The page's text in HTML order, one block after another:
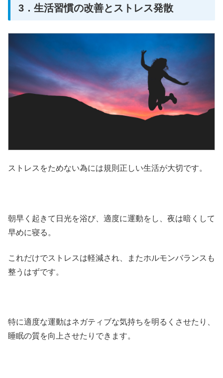
3．生活習慣の改善とストレス発散
ストレスをためない為には規則正しい生活が大切です。
朝早く起きて日光を浴び、適度に運動をし、夜は暗くして
早めに寝る。
これだけでストレスは軽減され、またホルモンバランスも
整うはずです。
特に適度な運動はネガティブな気持ちを明るくさせたり、
睡眠の質を向上させたりできます。